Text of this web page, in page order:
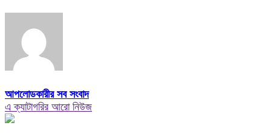
আপলোডকারীর সব সংবাদ
এ ক্যাটাগরির আরো নিউজ